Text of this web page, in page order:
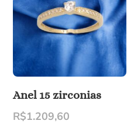
Anel 15 zirconias
R$1.209,60